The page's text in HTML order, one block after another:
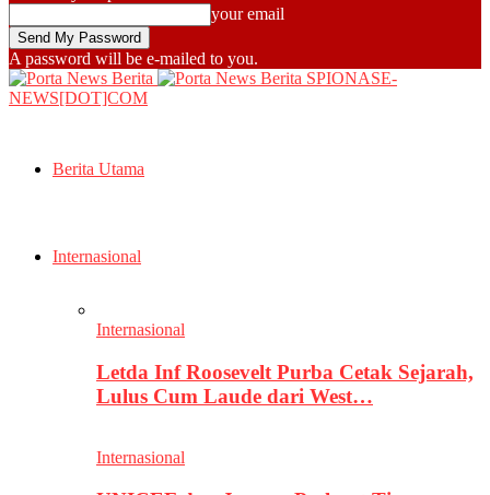
your email
A password will be e-mailed to you.
SPIONASE-
NEWS[DOT]COM
Berita Utama
Internasional
Internasional
Letda Inf Roosevelt Purba Cetak Sejarah,
Lulus Cum Laude dari West…
Internasional